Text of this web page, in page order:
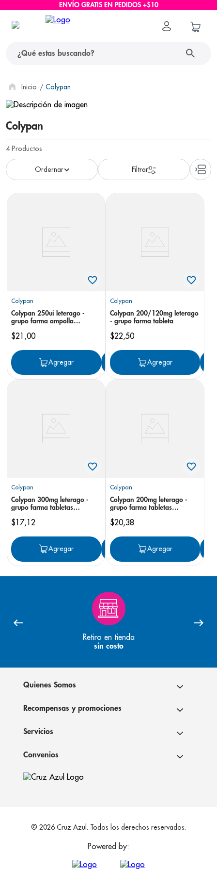
ENVÍO GRATIS EN PEDIDOS +$10
Colypan
Colypan
4Productos
Colypan
Colypan 250ui leterago -
grupo farma ampolla
$21 ,00
Agregar Agregar
Colypan
Colypan 200/120mg leterago
- grupo farma tableta
$22,50
Agregar
Colypan
Colypan 300mg leterago -
grupo farma tabletas
$17,12
Agregar Agregar
Colypan
Colypan 200mg leterago -
grupo farma tabletas
$20,38
Agregar
Retiro en tienda
sin costo
Quienes Somos
Recompensas y promociones
Servicios
Convenios
© 2026 Cruz Azul. Todos los derechos reservados.
Powered by:
términos más buscados
1. protector solar
2. pañales
3
4. cerave
6. bioderma
pediasure
panolini